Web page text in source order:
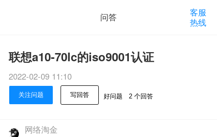
问答
客服
热线
联想a10-70lc的iso9001认证
2022-02-09 11:10
关注问题 写回答 好问题 2 个回答
网络淘金